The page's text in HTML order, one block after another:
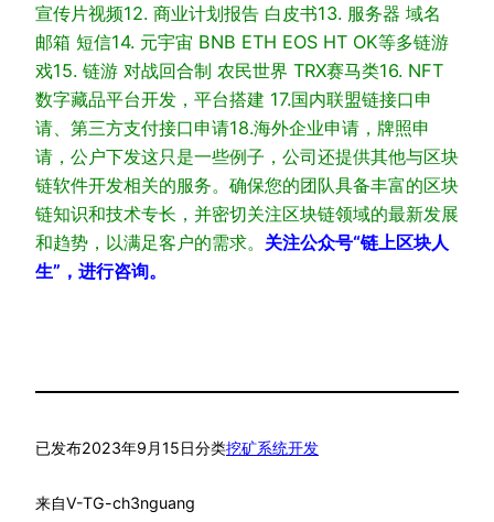
宣传片视频12. 商业计划报告 白皮书13. 服务器 域名
邮箱 短信14. 元宇宙 BNB ETH EOS HT OK等多链游
戏15. 链游 对战回合制 农民世界 TRX赛马类16. NFT
数字藏品平台开发，平台搭建 17.国内联盟链接口申
请、第三方支付接口申请18.海外企业申请，牌照申
请，公户下发这只是一些例子，公司还提供其他与区块
链软件开发相关的服务。确保您的团队具备丰富的区块
链知识和技术专长，并密切关注区块链领域的最新发展
和趋势，以满足客户的需求。 关注公众号“链上区块人
生”，进行咨询。
已发布2023年9月15日分类挖矿系统开发
来自V-TG-ch3nguang